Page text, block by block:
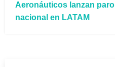
Aeronáuticos lanzan paro
nacional en LATAM